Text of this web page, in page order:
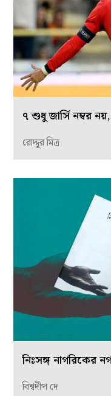
৭ শুধু জার্সি নম্বর
রোদ্দুর মিত্র
নিঃসঙ্গ নাগরিকের
বিশ্বদীপ দে